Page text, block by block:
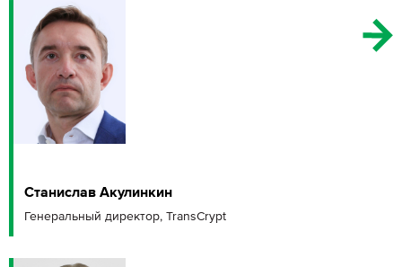
Станислав Акулинкин
Генеральный директор, TransCrypt